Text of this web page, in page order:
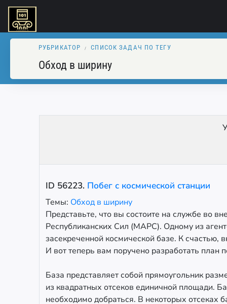
РУБРИКАТОР СПИСОК ЗАДАЧ ПО ТЕГУ
Обход в ширину
ID 56223. Побег с космической станции
Темы: Обход в ширину
Представьте, что вы состоите на службе во
Республиканских Сил (МАРС). Одному из
засекреченной космической базе. К
И вот теперь вам поручено разработать план
База представляет собой прямоугольник
из квадратных отсеков единичной площади.
необходимо добраться. В некоторых отсеках